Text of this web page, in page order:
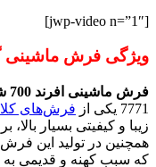
[jwp-video n=”1″]
ویژگی فرش ماشینی
فرش ماشینی افرند 700 شانه گل برجسته زمینه ذغالی-طلایی
7771 یکی از
فرش‌های
زیبا و کیفیتی بسیار
همچنین در تولید این
که سبب کهنه و قدیمی